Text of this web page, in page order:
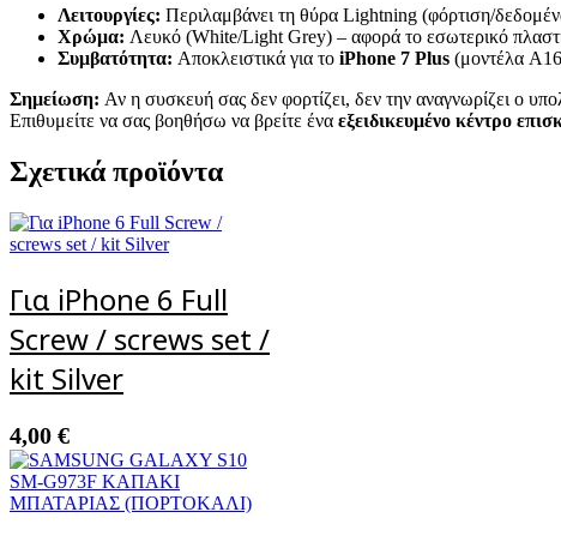
(iPhone
Plus)
ποσότητα
Λειτουργίες: Περιλαμβάνει τη θύρα Lightning (φόρτιση/
Χρώμα: Λευκό (White/Light Grey) – αφορά το εσωτερικό
Συμβατότητα: Αποκλειστικά για το iPhone 7 Plus (μοντέλα
Σημείωση: Αν η συσκευή σας δεν φορτίζει, δεν την αναγνωρίζει ο
Επιθυμείτε να σας βοηθήσω να βρείτε ένα εξειδικευμένο κέντρο
Σχετικά προϊόντα
Για iPhone 6 Full
Screw / screws set /
kit Silver
4,00 €